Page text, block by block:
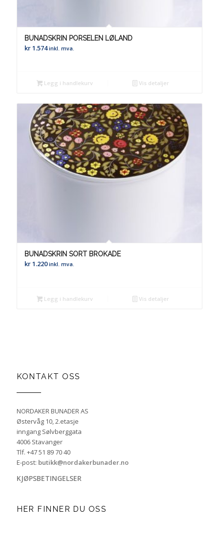
BUNADSKRIN PORSELEN LØLAND
kr1.574 inkl. mva.
Legg i handlekurv Vis detaljer
BUNADSKRIN SORT BROKADE
kr1.220 inkl. mva.
Legg i handlekurv Vis detaljer
KONTAKT OSS
NORDAKER BUNADER AS
Østervåg 10, 2.etasje
inngang Sølvberggata
4006 Stavanger
Tlf. +47 51 89 70 40
E-post: butikk@nordakerbunader.no
KJØPSBETINGELSER
HER FINNER DU OSS